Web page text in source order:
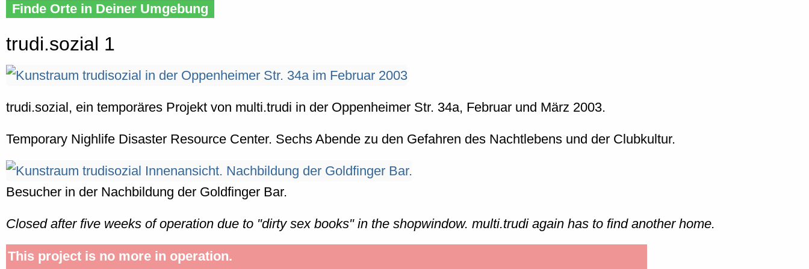
Finde Orte in Deiner Umgebung
trudi.sozial 1
trudi.sozial, ein temporäres Projekt von multi.trudi in der Oppenheimer Str. 34a, Februar und März 2003.
Temporary Nighlife Disaster Resource Center. Sechs Abende zu den Gefahren des Nachtlebens und der Clubkultur.
Besucher in der Nachbildung der Goldfinger Bar.
Closed after five weeks of operation due to "dirty sex books" in the shopwindow. multi.trudi again has to find another home.
This project is no more in operation.